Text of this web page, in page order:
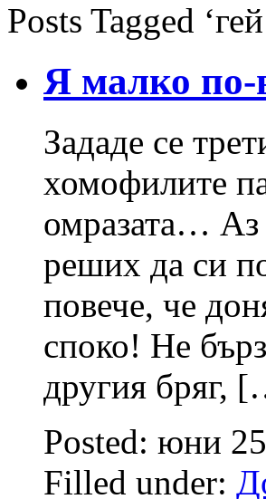
Posts Tagged
Я малко по-
Зададе се
хомофилите
омразата… Аз
реших да си
повече, че
споко! Не
другия бряг,
Posted: юни
Filled under: